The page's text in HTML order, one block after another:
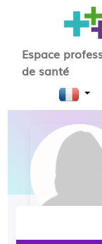
Espace
de santé